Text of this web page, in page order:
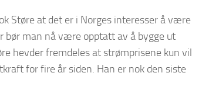
Støre at det er i Norges interesser å være
bør man nå være opptatt av å bygge ut
hevder fremdeles at strømprisene kun vil
for fire år siden. Han er nok den siste